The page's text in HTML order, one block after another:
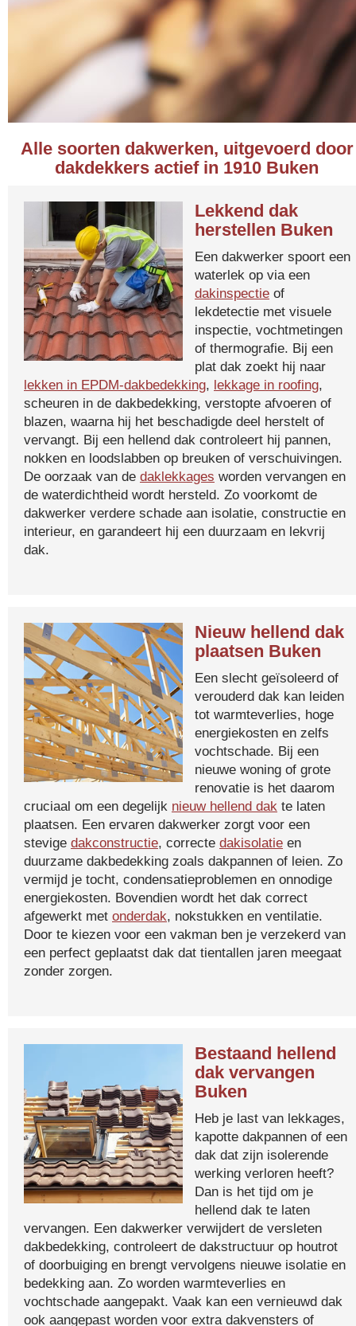
Alle soorten dakwerken, uitgevoerd door
dakdekkers actief in 1910 Buken
Lekkend dak
herstellen Buken
Een dakwerker spoort een
waterlek op via een
dakinspectie of
lekdetectie met visuele
inspectie, vochtmetingen
of thermografie. Bij een
plat dak zoekt hij naar
lekken in EPDM-dakbedekking, lekkage in roofing,
scheuren in de dakbedekking, verstopte afvoeren of
blazen, waarna hij het beschadigde deel herstelt of
vervangt. Bij een hellend dak controleert hij pannen,
nokken en loodslabben op breuken of verschuivingen.
De oorzaak van de daklekkages worden vervangen en
de waterdichtheid wordt hersteld. Zo voorkomt de
dakwerker verdere schade aan isolatie, constructie en
interieur, en garandeert hij een duurzaam en lekvrij
dak.
Nieuw hellend dak
plaatsen Buken
Een slecht geïsoleerd of
verouderd dak kan leiden
tot warmteverlies, hoge
energiekosten en zelfs
vochtschade. Bij een
nieuwe woning of grote
renovatie is het daarom
cruciaal om een degelijk nieuw hellend dak te laten
plaatsen. Een ervaren dakwerker zorgt voor een
stevige dakconstructie, correcte dakisolatie en
duurzame dakbedekking zoals dakpannen of leien. Zo
vermijd je tocht, condensatieproblemen en onnodige
energiekosten. Bovendien wordt het dak correct
afgewerkt met onderdak, nokstukken en ventilatie.
Door te kiezen voor een vakman ben je verzekerd van
een perfect geplaatst dak dat tientallen jaren meegaat
zonder zorgen.
Bestaand hellend
dak vervangen
Buken
Heb je last van lekkages,
kapotte dakpannen of een
dak dat zijn isolerende
werking verloren heeft?
Dan is het tijd om je
hellend dak te laten
vervangen. Een dakwerker verwijdert de versleten
dakbedekking, controleert de dakstructuur op houtrot
of doorbuiging en brengt vervolgens nieuwe isolatie en
bedekking aan. Zo worden warmteverlies en
vochtschade aangepakt. Vaak kan een vernieuwd dak
ook aangepast worden voor extra dakvensters of